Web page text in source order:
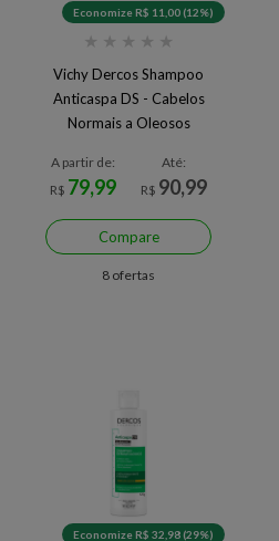
Economize R$ 11,00 (12%)
★ ★ ★ ★ ★
Vichy Dercos Shampoo
Anticaspa DS - Cabelos
Normais a Oleosos
A partir de:
R$ 79,99
Até:
R$ 90,99
Compare
8 ofertas
Economize R$ 32,98 (29%)